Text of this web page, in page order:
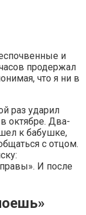
и
продержал
что я ни в
раз ударил
октябре. Два-
к бабушке,
с отцом.
И после